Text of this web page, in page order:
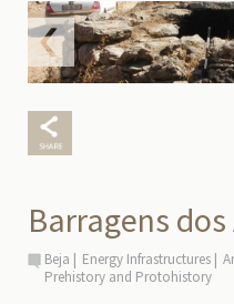
Barragens
Beja Energy Infrastructures
Prehistory and Protohistory